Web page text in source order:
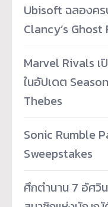
Ubisoft ฉลองค
Clancy’s Ghost
Marvel Rivals เ
ในอัปเดต
Thebes
Sonic Rumble
Sweepstakes
ศึกตำนาน 7 อัศวิ